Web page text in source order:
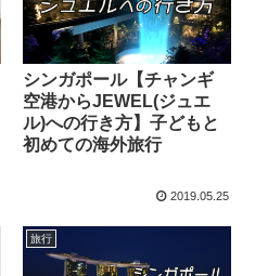
シンガポール【チャンギ
空港からJEWEL(ジュエ
ル)への行き方】子どもと
初めての海外旅行
2019.05.25
旅行